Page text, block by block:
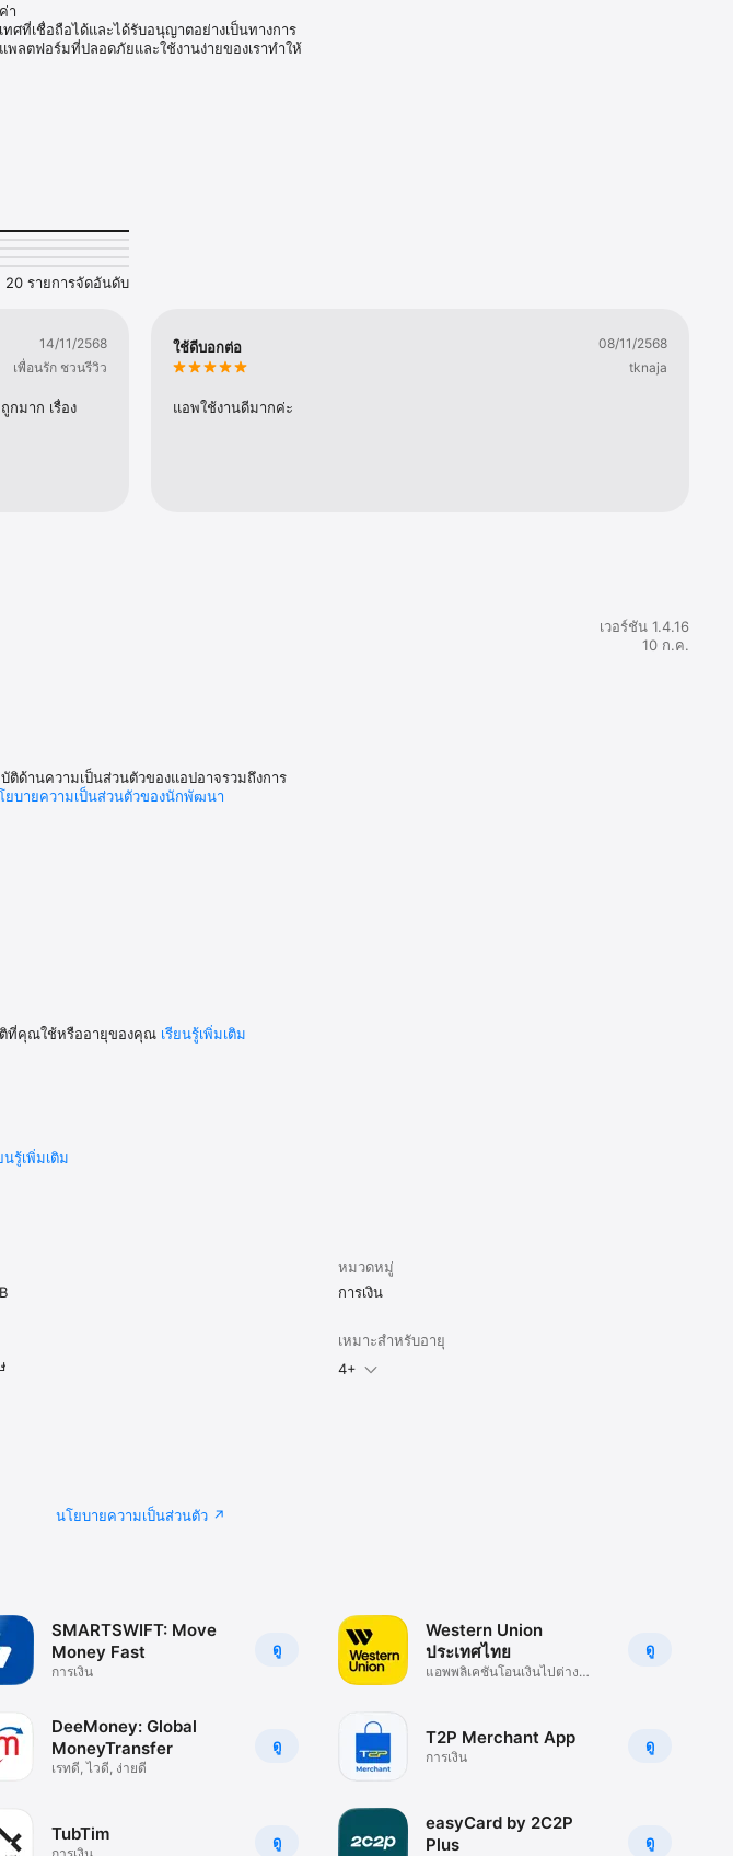
า
ศที่เชื่อถือได้และได้รับอนุญาตอย่างเป็นทางการ
ลตฟอร์มที่ปลอดภัยและใช้งานง่ายของเราทำให้
ธรรมเนียมการโอนที่ต่ำ และเรทแลกเปลี่ยนที่คุณ
ดเร็วและคุ้มค่าด้วยค่าธรรมเนียมที่ต่ำและอัตรา
20 รายการจัดอันดับ
14/11/2568
เพื่อนรัก ชวนรีวิว
กมาก เรื่อง
ใช้ดีบอกต่อ
08/11/2568
tknaja
แอพใช้งานดีมากค่ะ
เวอร์ชัน 1.4.16
10 ก.ค.
ติด้านความเป็นส่วนตัวของแอปอาจรวมถึงการ
ยบายความเป็นส่วนตัวของนักพัฒนา
ติที่คุณใช้หรืออายุของคุณ เรียนรู้เพิ่มเติม
นรู้เพิ่มเติม
หมวดหมู่
การเงิน
เหมาะสำหรับอายุ
4+
นโยบายความเป็นส่วนตัว
ดู
SMARTSWIFT: Move
Money Fast
การเงิน
ดู
DeeMoney: Global
MoneyTransfer
เรทดี, ไวดี, ง่ายดี
ดู
TubTim
ดู
Western Union
ประเทศไทย
แอพพลิเคชันโอนเงินไปต่าง
ดู
T2P Merchant App
การเงิน
ดู
easyCard by 2C2P
Plus